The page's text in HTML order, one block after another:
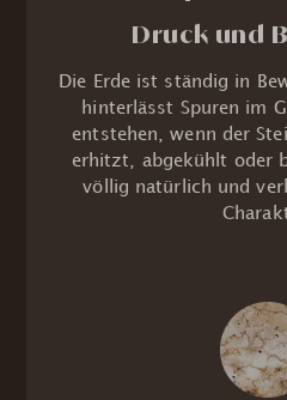
Druck und
Die Erde ist ständig in
hinterlässt Spuren im
entstehen, wenn der
erhitzt, abgekühlt oder
völlig natürlich und